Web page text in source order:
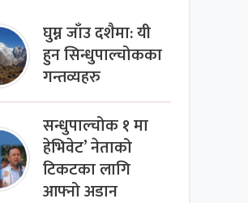
घुम्न जाँउ दशैमा: यी
हुन सिन्धुपाल्चोकका
गन्तव्यहरु
सन्धुपाल्चोक १ मा
हेभिवेट’ नेताको
टिकटका लागि
आफ्नो अडान